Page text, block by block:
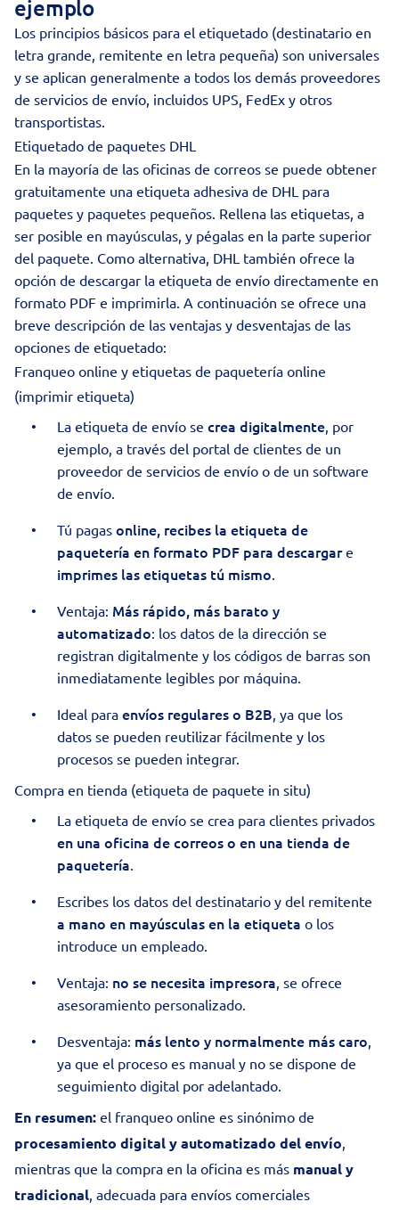
ejemplo
Los principios básicos para el etiquetado (destinatario en
letra grande, remitente en letra pequeña) son universales
y se aplican generalmente a todos los demás proveedores
de servicios de envío, incluidos UPS, FedEx y otros
transportistas.
Etiquetado de paquetes DHL
En la mayoría de las oficinas de correos se puede obtener
gratuitamente una etiqueta adhesiva de DHL para
paquetes y paquetes pequeños. Rellena las etiquetas, a
ser posible en mayúsculas, y pégalas en la parte superior
del paquete. Como alternativa, DHL también ofrece la
opción de descargar la etiqueta de envío directamente en
formato PDF e imprimirla. A continuación se ofrece una
breve descripción de las ventajas y desventajas de las
opciones de etiquetado:
Franqueo online y etiquetas de paquetería online
(imprimir etiqueta)
La etiqueta de envío se crea digitalmente, por
ejemplo, a través del portal de clientes de un
proveedor de servicios de envío o de un software
de envío.
Tú pagas online, recibes la etiqueta de
paquetería en formato PDF para descargare
imprimes las etiquetas tú mismo.
Ventaja: Más rápido, más barato y
automatizado: los datos de la dirección se
registran digitalmente y los códigos de barras son
inmediatamente legibles por máquina.
Ideal para envíos regulares o B2B, ya que los
datos se pueden reutilizar fácilmente y los
procesos se pueden integrar.
Compra en tienda (etiqueta de paquete in situ)
La etiqueta de envío se crea para clientes privados
en una oficina de correos o en una tienda de
paquetería.
Escribes los datos del destinatario y del remitente
a mano en mayúsculas en la etiqueta o los
introduce un empleado.
Ventaja: no se necesita impresora, se ofrece
asesoramiento personalizado.
Desventaja: más lento y normalmente más caro,
ya que el proceso es manual y no se dispone de
seguimiento digital por adelantado.
En resumen: el franqueo online es sinónimo de
procesamiento digital y automatizado del envío,
mientras que la compra en la oficina es más manual y
tradicional, adecuada para envíos comerciales